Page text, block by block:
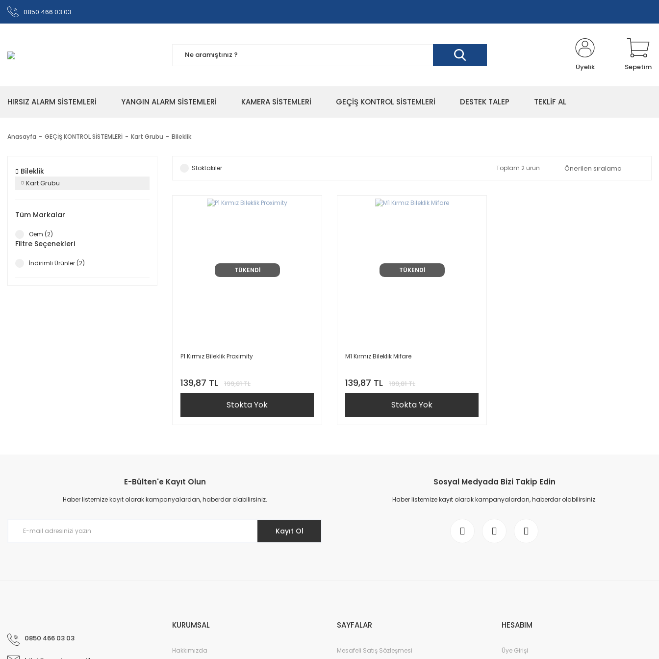
0850 466 03 03
Üyelik Sepetim
HIRSIZ ALARM SİSTEMLERİ YANGIN ALARM SİSTEMLERİ KAMERA SİSTEMLERİ GEÇİŞ KONTROL SİSTEMLERİ DESTEK TALEP TEKLİF AL
Anasayfa GEÇİŞ KONTROL SİSTEMLERİ Kart Grubu Bileklik
Bileklik
Kart Grubu
Tüm Markalar
Oem (2)
Filtre Seçenekleri
İndirimli Ürünler (2)
Stoktakiler Toplam 2 ürün
TÜKENDİ
P1 Kırmız Bileklik Proximity
139,87 TL 199,81 TL
Stokta Yok
TÜKENDİ
M1 Kırmız Bileklik Mifare
139,87 TL 199,81 TL
Stokta Yok
E-Bülten'e Kayıt Olun
Haber listemize kayıt olarak kampanyalardan, haberdar olabilirsiniz.
Kayıt Ol
Sosyal Medyada Bizi Takip Edin
Haber listemize kayıt olarak kampanyalardan, haberdar olabilirsiniz.
0850 466 03 03
KURUMSAL
Hakkımızda
SAYFALAR
Mesafeli Satış Sözleşmesi
HESABIM
Üye Girişi